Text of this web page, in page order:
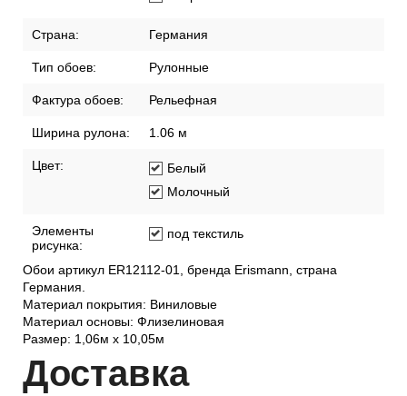
Страна: Германия
Тип обоев: Рулонные
Фактура обоев: Рельефная
Ширина рулона: 1.06 м
Цвет:
Белый
Молочный
Элементы
рисунка:
под текстиль
Обои артикул ER12112-01, бренда Erismann, страна
Германия.
Материал покрытия: Виниловые
Материал основы: Флизелиновая
Размер: 1,06м х 10,05м
Доставка